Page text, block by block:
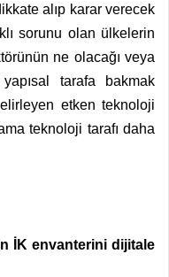
alıp karar verecek
sorunu olan ülkelerin
ne olacağı veya
tarafa bakmak
etken teknoloji
teknoloji tarafı daha
İK envanterini dijitale